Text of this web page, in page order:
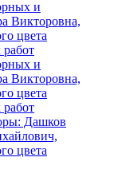
работ
работ